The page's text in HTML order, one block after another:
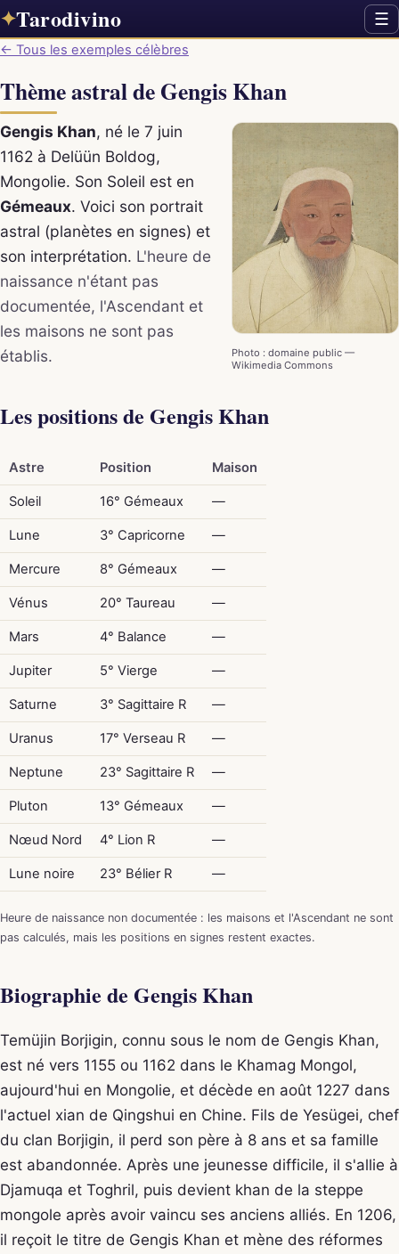
✦Tarodivino ☰
← Tous les exemples célèbres
Thème astral de Gengis Khan
Photo : domaine public —
Wikimedia Commons
Gengis Khan, né le 7 juin
1162 à Delüün Boldog,
Mongolie. Son Soleil est en
Gémeaux. Voici son portrait
astral (planètes en signes) et
son interprétation. L'heure de
naissance n'étant pas
documentée, l'Ascendant et
les maisons ne sont pas
établis.
Les positions de Gengis Khan
Astre Position Maison
Soleil 16° Gémeaux —
Lune 3° Capricorne —
Mercure 8° Gémeaux —
Vénus 20° Taureau —
Mars 4° Balance —
Jupiter 5° Vierge —
Saturne 3° Sagittaire R —
Uranus 17° Verseau R —
Neptune 23° Sagittaire R —
Pluton 13° Gémeaux —
Nœud Nord 4° Lion R —
Lune noire 23° Bélier R —
Heure de naissance non documentée : les maisons et l'Ascendant ne sont
pas calculés, mais les positions en signes restent exactes.
Biographie de Gengis Khan
Temüjin Borjigin, connu sous le nom de Gengis Khan,
est né vers 1155 ou 1162 dans le Khamag Mongol,
aujourd'hui en Mongolie, et décède en août 1227 dans
l'actuel xian de Qingshui en Chine. Fils de Yesügei, chef
du clan Borjigin, il perd son père à 8 ans et sa famille
est abandonnée. Après une jeunesse difficile, il s'allie à
Djamuqa et Toghril, puis devient khan de la steppe
mongole après avoir vaincu ses anciens alliés. En 1206,
il reçoit le titre de Gengis Khan et mène des réformes